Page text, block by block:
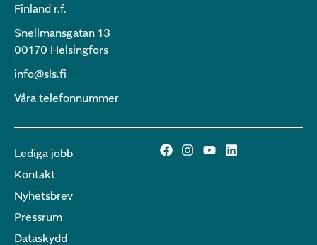
Finland r.f.
Snellmansgatan 13
00170 Helsingfors
info@sls.fi
Våra telefonnummer
Lediga jobb
Kontakt
Nyhetsbrev
Pressrum
Dataskydd